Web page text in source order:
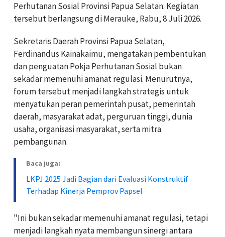
Perhutanan Sosial Provinsi Papua Selatan. Kegiatan
tersebut berlangsung di Merauke, Rabu, 8 Juli 2026.
Sekretaris Daerah Provinsi Papua Selatan,
Ferdinandus Kainakaimu, mengatakan pembentukan
dan penguatan Pokja Perhutanan Sosial bukan
sekadar memenuhi amanat regulasi. Menurutnya,
forum tersebut menjadi langkah strategis untuk
menyatukan peran pemerintah pusat, pemerintah
daerah, masyarakat adat, perguruan tinggi, dunia
usaha, organisasi masyarakat, serta mitra
pembangunan.
Baca juga:
LKPJ 2025 Jadi Bagian dari Evaluasi Konstruktif
Terhadap Kinerja Pemprov Papsel
"Ini bukan sekadar memenuhi amanat regulasi, tetapi
menjadi langkah nyata membangun sinergi antara